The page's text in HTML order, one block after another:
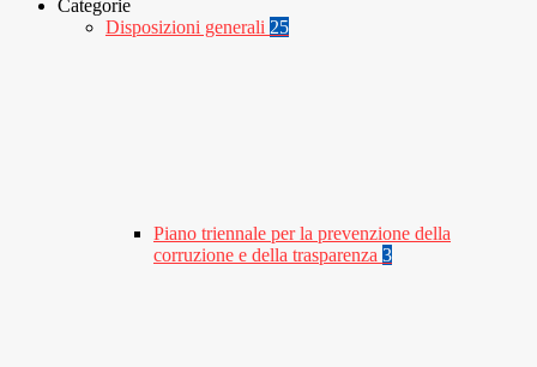
Categorie
Disposizioni generali 25
Piano triennale per la prevenzione della
corruzione e della trasparenza 3